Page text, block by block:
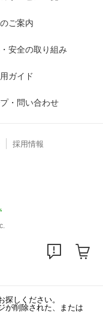
ご案内
安全の取り組み
ガイド
・問い合わせ
採用情報
しください。
が削除された、または